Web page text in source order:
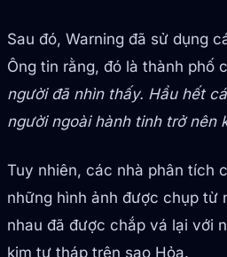
Sau đó, Warning đã sử dụng
Ông tin rằng, đó là thành phố
người đã nhìn thấy. Hầu hết
người ngoài hành tinh trở nên
Tuy nhiên, các nhà phân tích
những hình ảnh được chụp từ
nhau đã được chắp vá lại với
kim tự tháp trên sao Hỏa.